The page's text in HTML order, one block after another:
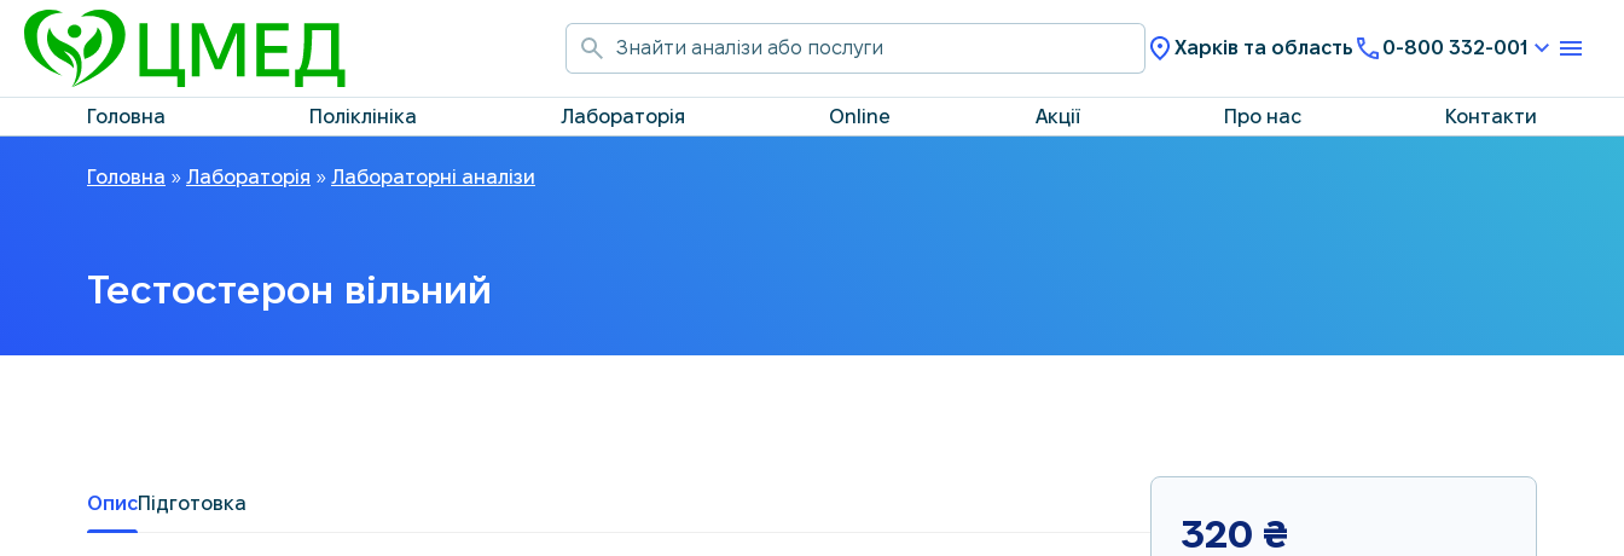
Харків та область 0-800 332-001
Головна Поліклініка Лабораторія Online Акції Про нас Контакти
Головна » Лабораторія » Лабораторні аналізи
Тестостерон вільний
ОписПідготовка
320 ₴